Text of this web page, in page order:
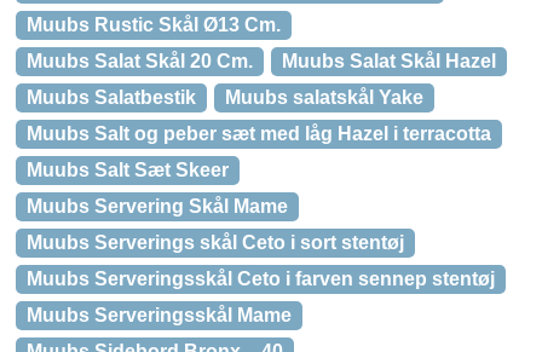
Muubs Rustic Skål Ø13 Cm.
Muubs Salat Skål 20 Cm.
Muubs Salat Skål Hazel
Muubs Salatbestik
Muubs salatskål Yake
Muubs Salt og peber sæt med låg Hazel i terracotta
Muubs Salt Sæt Skeer
Muubs Servering Skål Mame
Muubs Serverings skål Ceto i sort stentøj
Muubs Serveringsskål Ceto i farven sennep stentøj
Muubs Serveringsskål Mame